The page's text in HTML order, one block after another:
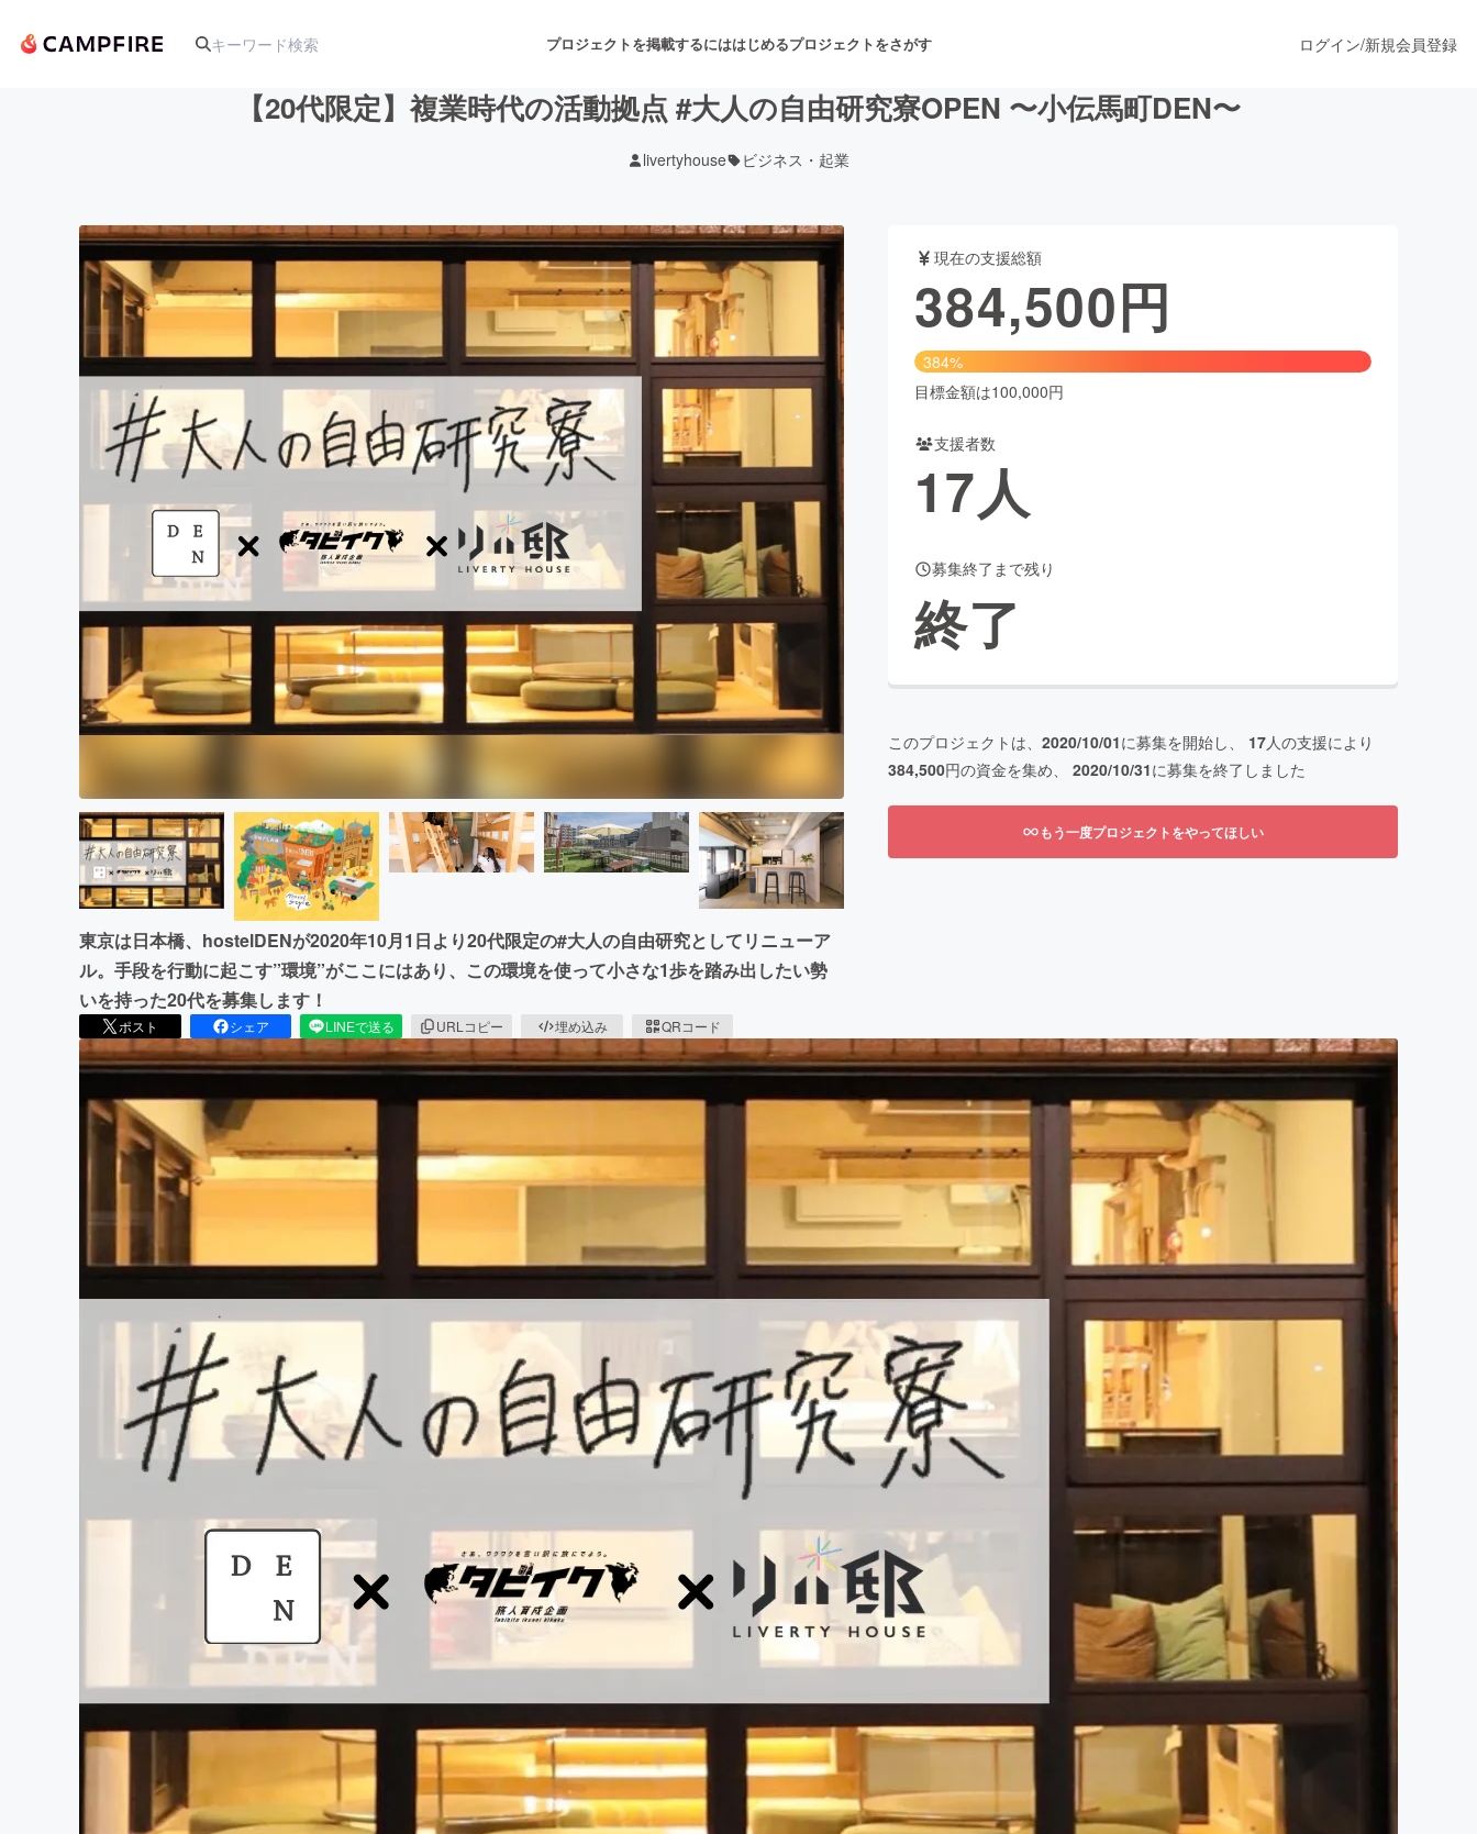
プロジェクトを掲載するにははじめるプロジェクトをさがす
アート・写真 音楽 舞台・パフォーマンス
テクノロジー・ガジェット ゲーム・サービス開発 フード・飲食店 ファッション
映像・映画 書籍・雑誌出版 アニメ・漫画
ビジネス・起業 チャレンジ ビューティー・ヘルスケア
まちづくり・地域活性化
CAMPFIRE for Social Good CAMPFIRE Creation
CAMPFIREふるさと納税
ログイン/新規会員登録
【20代限定】複業時代の活動拠点 #大人の自由研究寮OPEN 〜小伝馬町DEN〜
livertyhouse ビジネス・起業
東京は日本橋、hostelDENが2020年10月1日より20代限定の#大人の自由研究としてリニューア
ル。手段を行動に起こす”環境”がここにはあり、この環境を使って小さな1歩を踏み出したい勢
いを持った20代を募集します！
ポスト シェア LINEで送る URLコピー 埋め込み QRコード
現在の支援総額
384,500円
384%
目標金額は100,000円
支援者数
17人
募集終了まで残り
終了
このプロジェクトは、 2020/10/01に募集を開始し、 17人の支援により
384,500円の資金を集め、 2020/10/31に募集を終了しました
もう一度プロジェクトをやってほしい